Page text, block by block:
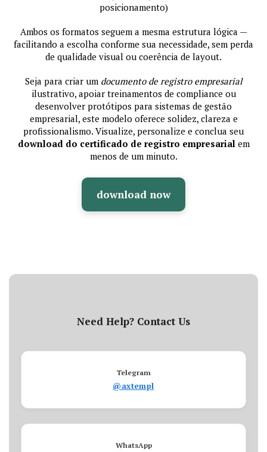
posicionamento)
Ambos os formatos seguem a mesma estrutura lógica —
facilitando a escolha conforme sua necessidade, sem perda
de qualidade visual ou coerência de layout.
Seja para criar um documento de registro empresarial
ilustrativo, apoiar treinamentos de compliance ou
desenvolver protótipos para sistemas de gestão
empresarial, este modelo oferece solidez, clareza e
profissionalismo. Visualize, personalize e conclua seu
download do certificado de registro empresarial em
menos de um minuto.
download now
Need Help? Contact Us
Telegram
@axtempl
WhatsApp